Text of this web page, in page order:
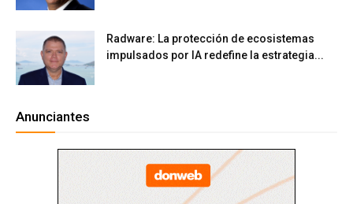
Radware: La protección de ecosistemas
impulsados por IA redefine la estrategia...
Anunciantes